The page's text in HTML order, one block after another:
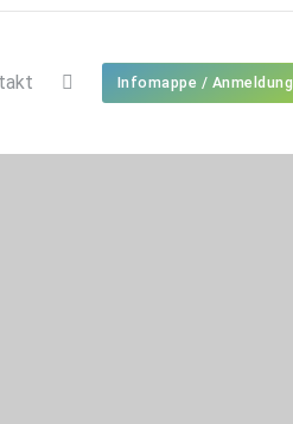
Infomappe / Anmeldung